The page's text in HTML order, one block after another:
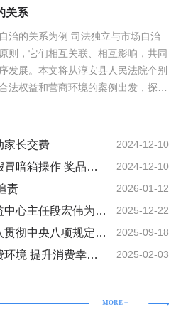
字年货”。阿根廷“中国道路”网站报道
已成为科技巨头竞逐的新战场——人
亿元现金红包；文心一言、千问、豆
代金券。据估算，春节期间，中国
亿次，总额将达到数千亿元人民
人工智能视频模型也引发外媒热
凭借几个提示词就能生成电影级质
于瑞士的希图科技公司的话报道
工智能视频生成模型”。 《澳大利
地烟花绽放、人们欢聚一堂庆祝春节
己的“奇观”。春节是购物、游戏和
可以大规模吸引用户注意力的难得机
技术“重新定位为大众市场消费产
春节是中国最重要的传统节日，
家庭团圆的美好期盼。”埃及开罗新
、女性、年轻人等不同群体的视角解
统之外，他们用手机互致祝福，“为
无论形式如何变化，“春节的核心意
涌，汇成流动中国最动人的春日
布力滑雪旅游度假区，蜿蜒雪道上
速度与激情”。 “今年受冬奥氛围感
都在用运动贺岁。”来自上海的雪友毛
爱好者在黑龙江省亚布力滑雪旅
。 在海口日月广场免税店，马年
海南离岛免税购物金额达20.7亿元，
郭程 摄 这个春节，“一南一北”的
、经济暖的生动注脚。 商务大数
生活服务春节消费数据显示，与去年
天抖音团圆饭套餐订单量增长超
赋，推动供给侧提质升
。新华社记者 赵子硕 摄 长江之
身“国潮体验地”，咖啡文化、创意
、中国统一战线、人民论坛、民建
闻等媒体共发表文章千余篇。被民建
建设工作先进个人”。我还热心参与
南省委号召，精心挑选出涵盖党建理
理等多个领域的精品图书，累计向
勇毅前行，恰如新时代中国文化事业
守中华优秀传统文化根脉，让千年
跨界融合创新，搭建全国性文化合作
化以更鲜活、更时尚的姿态融入当代
加坚实，不负时代赋予的使命，不负
家福寿绵长、松柏常青，岁岁安暖，
梦为马、不负韶华，事业一马当先、
愿每一位亲友、朋友，三餐烟火暖，
亲，所求皆如愿，所行皆坦途。2026
关系
司法独立与市场自治
则，它们相互关联、相互影响，共同
发展。本文将从淳安县人民法院个别
法权益和营商环境的案例出发，探讨
些思考和建议。 一、司法独
立公正地行使职权。司法独立是现代
司法公正。司法独立可以确保司法机
响，依法独立公正地行使职权，从而
司法独立可以增强司法机关的权威性
关的信任和尊重，从而维护社会稳
以为市场经济提供稳定的法律环境和
、市场自治的内涵与
机制。市场自治是市场经济的基本特
家长交费 2024-12-10
暗箱操作 奖品实
2024-12-10
责 2026-01-12
心主任段宏伟为新
座
2025-12-22
彻中央八项规定精
2025-09-18
境 提升消费幸福
2025-02-03
MORE +